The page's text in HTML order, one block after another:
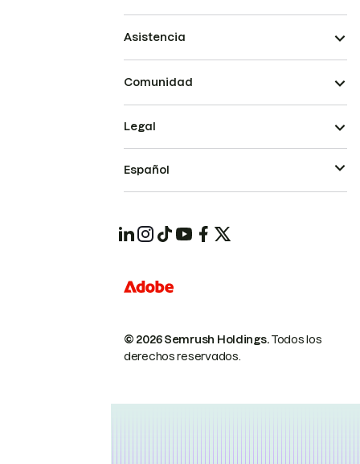
Asistencia
Comunidad
© 2026 Semrush Holdings.Todos los
derechos reservados.
Legal
Español